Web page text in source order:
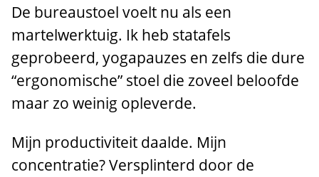
De bureaustoel voelt nu als een
martelwerktuig. Ik heb statafels
geprobeerd, yogapauzes en zelfs die dure
“ergonomische” stoel die zoveel beloofde
maar zo weinig opleverde.
Mijn productiviteit daalde. Mijn
concentratie? Versplinterd door de